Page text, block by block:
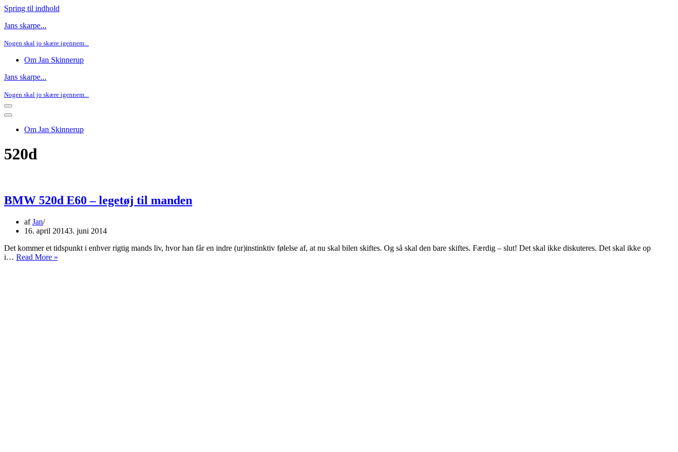
Spring til indhold
Jans skarpe...
Nogen skal jo skære igennem...
Om Jan Skinnerup
Jans skarpe...
Nogen skal jo skære igennem...
Navigation
menu
Navigation
Om Jan Skinnerup
520d
BMW 520d E60 – legetøj til manden
afJan
16. april 20143. juni 2014
Det kommer et tidspunkt i enhver rigtig mands liv, hvor han får en indre (ur)instinktiv følelse af, at nu skal bilen skiftes. Og så skal den bare skiftes. Færdig – slut! Det skal ikke diskuteres. Det skal ikke op
i… Read More »